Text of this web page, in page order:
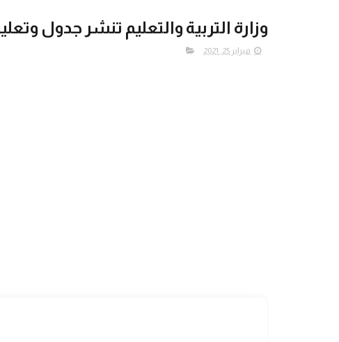
وزارة التربية والتعليم تنشر جدول
فبراير 25, 2021